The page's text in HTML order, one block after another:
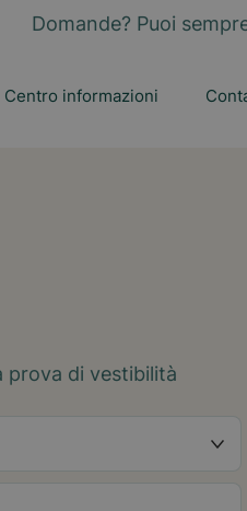
Domande? Puoi
Centro informazioni
prova di vestibilità